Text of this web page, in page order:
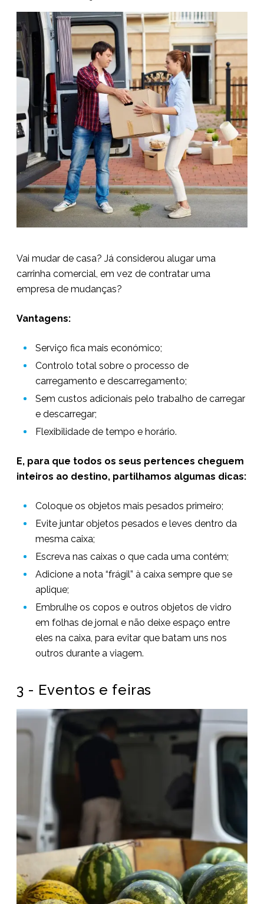
Vai mudar de casa? Já considerou alugar uma
carrinha comercial, em vez de contratar uma
empresa de mudanças?
Vantagens:
Serviço fica mais económico;
Controlo total sobre o processo de
carregamento e descarregamento;
Sem custos adicionais pelo trabalho de carregar
e descarregar;
Flexibilidade de tempo e horário.
E, para que todos os seus pertences cheguem
inteiros ao destino, partilhamos algumas dicas:
Coloque os objetos mais pesados primeiro;
Evite juntar objetos pesados e leves dentro da
mesma caixa;
Escreva nas caixas o que cada uma contém;
Adicione a nota “frágil” à caixa sempre que se
aplique;
Embrulhe os copos e outros objetos de vidro
em folhas de jornal e não deixe espaço entre
eles na caixa, para evitar que batam uns nos
outros durante a viagem.
3 - Eventos e feiras